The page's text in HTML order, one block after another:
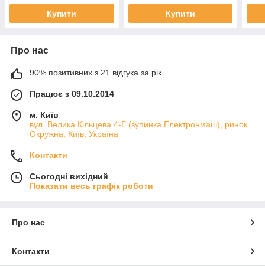
Купити Купити
Про нас
90% позитивних з 21 відгука за рік
Працює з 09.10.2014
м. Київ
вул. Велика Кільцева 4-Г (зупинка Електронмаш), ринок
Окружна, Київ, Україна
Контакти
Сьогодні вихідний
Показати весь графік роботи
Про нас
Контакти